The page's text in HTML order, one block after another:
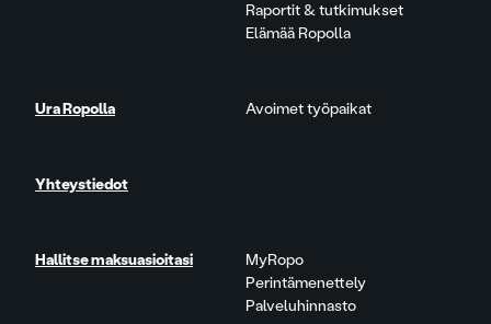
Raportit & tutkimukset
Elämää Ropolla
Ura Ropolla Avoimet työpaikat
Yhteystiedot
Hallitse maksuasioitasi
MyRopo
Perintämenettely
Palveluhinnasto